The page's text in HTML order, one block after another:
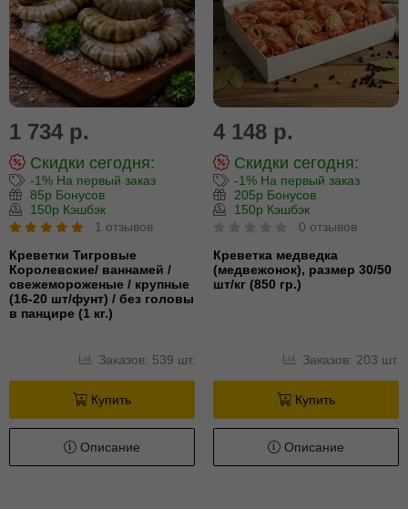
1 734 р.
Скидки сегодня:
-1% На первый заказ
85р Бонусов
150р Кэшбэк
1 отзывов
Креветки Тигровые
Королевские/ ваннамей /
свежемороженые / крупные
(16-20 шт/фунт) / без головы
в панцире (1 кг.)
Заказов: 539 шт.
Купить
Описание
4 148 р.
Скидки сегодня:
-1% На первый заказ
205р Бонусов
150р Кэшбэк
0 отзывов
Креветка медведка
(медвежонок), размер 30/50
шт/кг (850 гр.)
Заказов: 203 шт.
Купить
Описание